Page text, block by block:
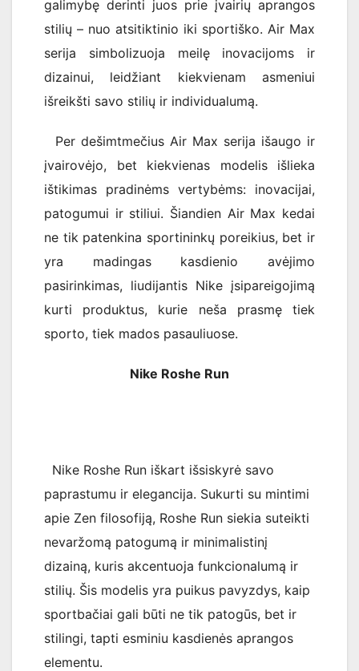
galimybę derinti juos prie įvairių aprangos
stilių – nuo atsitiktinio iki sportiško. Air Max
serija simbolizuoja meilę inovacijoms ir
dizainui, leidžiant kiekvienam asmeniui
išreikšti savo stilių ir individualumą.
Per dešimtmečius Air Max serija išaugo ir
įvairovėjo, bet kiekvienas modelis išlieka
ištikimas pradinėms vertybėms: inovacijai,
patogumui ir stiliui. Šiandien Air Max kedai
ne tik patenkina sportininkų poreikius, bet ir
yra madingas kasdienio avėjimo
pasirinkimas, liudijantis Nike įsipareigojimą
kurti produktus, kurie neša prasmę tiek
sporto, tiek mados pasauliuose.
Nike Roshe Run
Nike Roshe Run iškart išsiskyrė savo
paprastumu ir elegancija. Sukurti su mintimi
apie Zen filosofiją, Roshe Run siekia suteikti
nevaržomą patogumą ir minimalistinį
dizainą, kuris akcentuoja funkcionalumą ir
stilių. Šis modelis yra puikus pavyzdys, kaip
sportbačiai gali būti ne tik patogūs, bet ir
stilingi, tapti esminiu kasdienės aprangos
elementu.